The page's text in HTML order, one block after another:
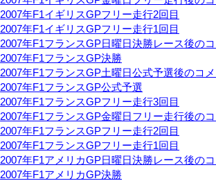
2007年F1イギリスGPフリー走行2回目
2007年F1イギリスGPフリー走行1回目
2007年F1フランスGP日曜日決勝レース後の
2007年F1フランスGP決勝
2007年F1フランスGP土曜日公式予選後のコ
2007年F1フランスGP公式予選
2007年F1フランスGPフリー走行3回目
2007年F1フランスGP金曜日フリー走行後の
2007年F1フランスGPフリー走行2回目
2007年F1フランスGPフリー走行1回目
2007年F1アメリカGP日曜日決勝レース後の
2007年F1アメリカGP決勝